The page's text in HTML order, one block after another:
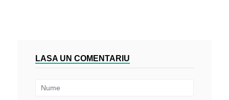
LASA UN COMENTARIU